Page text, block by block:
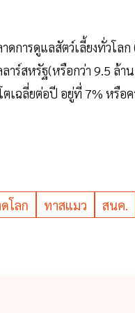
การดูแลสัตว์เลี้ยงทั่วโล
าร์สหรัฐ(หรือกว่า 9.5 ล้
ตเฉลี่ยต่อปี อยู่ที่ 7% หรื
โลก ทาสแมว สนค.